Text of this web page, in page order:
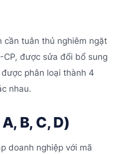
tuân thủ nghiêm ngặt
được sửa đổi bổ sung
phân loại thành 4
nhau.
B, C, D)
doanh nghiệp với mã